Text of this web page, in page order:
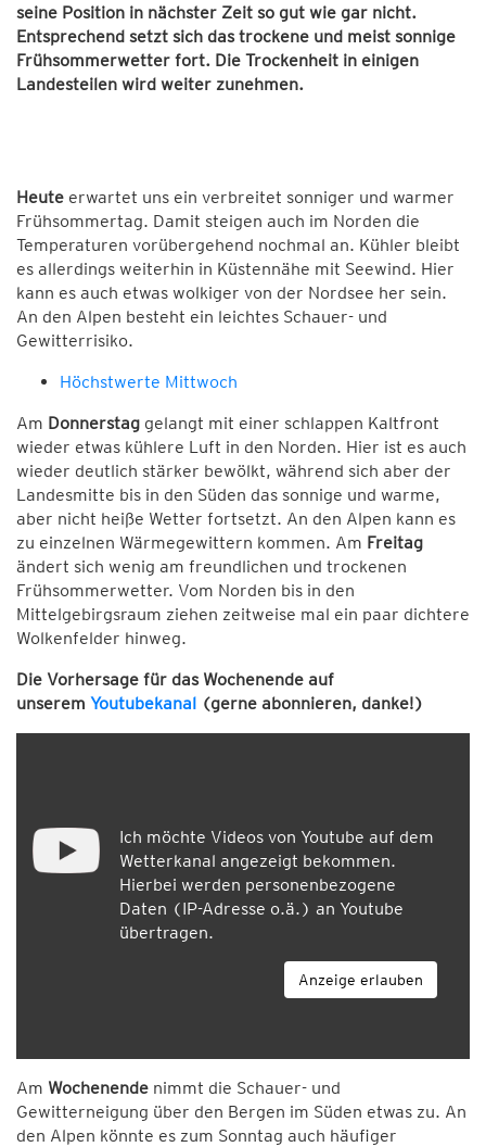
seine Position in nächster Zeit so gut wie gar nicht.
Entsprechend setzt sich das trockene und meist sonnige
Frühsommerwetter fort. Die Trockenheit in einigen
Landesteilen wird weiter zunehmen.
Heute erwartet uns ein verbreitet sonniger und warmer
Frühsommertag. Damit steigen auch im Norden die
Temperaturen vorübergehend nochmal an. Kühler bleibt
es allerdings weiterhin in Küstennähe mit Seewind. Hier
kann es auch etwas wolkiger von der Nordsee her sein.
An den Alpen besteht ein leichtes Schauer- und
Gewitterrisiko.
Höchstwerte Mittwoch
Am Donnerstag gelangt mit einer schlappen Kaltfront
wieder etwas kühlere Luft in den Norden. Hier ist es auch
wieder deutlich stärker bewölkt, während sich aber der
Landesmitte bis in den Süden das sonnige und warme,
aber nicht heiße Wetter fortsetzt. An den Alpen kann es
zu einzelnen Wärmegewittern kommen. Am Freitag
ändert sich wenig am freundlichen und trockenen
Frühsommerwetter. Vom Norden bis in den
Mittelgebirgsraum ziehen zeitweise mal ein paar dichtere
Wolkenfelder hinweg.
Die Vorhersage für das Wochenende auf
unserem Youtubekanal (gerne abonnieren, danke!)
Ich möchte Videos von Youtube auf dem
Wetterkanal angezeigt bekommen.
Hierbei werden personenbezogene
Daten (IP-Adresse o.ä.) an Youtube
übertragen.
Anzeige erlauben
Am Wochenende nimmt die Schauer- und
Gewitterneigung über den Bergen im Süden etwas zu. An
den Alpen könnte es zum Sonntag auch häufiger